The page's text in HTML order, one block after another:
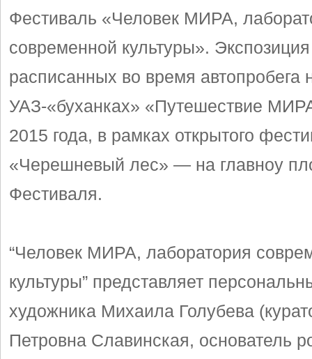
Фестиваль «Человек МИРА,
современной культуры».
расписанных во время автопробега
УАЗ-«буханках» «Путешествие
2015 года, в рамках открытого
«Черешневый лес» — на главноу
Фестиваля.
“Человек МИРА, лаборатория
культуры” представляет
художника Михаила Голубева
Петровна Славинская, основатель